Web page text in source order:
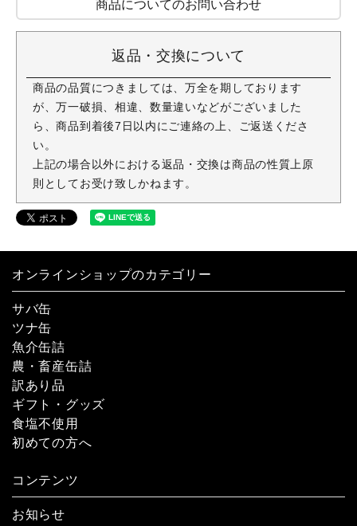
商品についてのお問い合わせ
返品・交換について
商品の品質につきましては、万全を期しております
が、万一破損、相違、数量違いなどがございました
ら、商品到着後7日以内にご連絡の上、ご返送くださ
い。
上記の場合以外における返品・交換は商品の性質上原
則としてお受け致しかねます。
オンラインショップのカテゴリー
サバ缶
ツナ缶
魚介缶詰
農・畜産缶詰
訳あり品
ギフト・グッズ
食塩不使用
初めての方へ
コンテンツ
お知らせ